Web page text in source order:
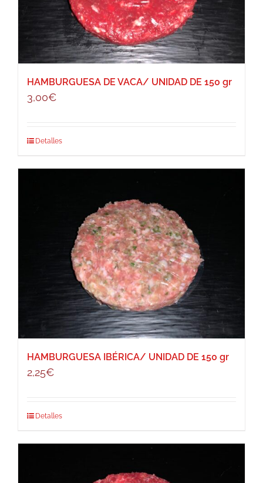
HAMBURGUESA DE VACA/ UNIDAD DE 150 gr
3,00€
Detalles
HAMBURGUESA IBÉRICA/ UNIDAD DE 150 gr
2,25€
Detalles